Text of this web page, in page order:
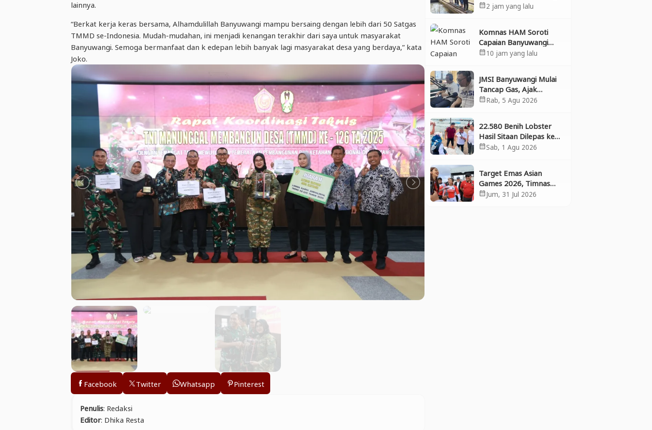
lainnya.
“Berkat kerja keras bersama, Alhamdulillah Banyuwangi mampu bersaing dengan lebih dari 50 Satgas
TMMD se-Indonesia. Mudah-mudahan, ini menjadi kenangan terakhir dari saya untuk masyarakat
Banyuwangi. Semoga bermanfaat dan k edepan lebih banyak lagi masyarakat desa yang berdaya,” kata
Joko.
Facebook Twitter Whatsapp
Pinterest
Penulis: Redaksi
Editor: Dhika Resta
Dukung Ketahanan
Pangan
calendar_month2 jam yang lalu
Komnas HAM Soroti
Capaian Banyuwangi
dalam Pembangunan
Inklusif, Diusulkan Ikut
calendar_month10 jam yang lalu
JMSI Banyuwangi Mulai
Tancap Gas, Ajak
Perusahaan Pers
Bergabung dan Perkuat
calendar_monthRab, 5 Agu 2026
22.580 Benih Lobster
Hasil Sitaan Dilepas ke
Laut, Polresta
Banyuwangi Selamatkan
Ekosistem
calendar_monthSab, 1 Agu 2026
Target Emas Asian
Games 2026, Timnas
BMX Indonesia
calendar_monthJum, 31 Jul 2026